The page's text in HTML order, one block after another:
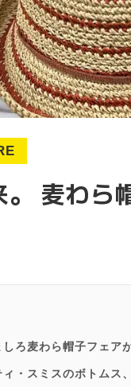
。 麦わら
しろ麦わら帽子フェア
ィ・スミスのボトムス